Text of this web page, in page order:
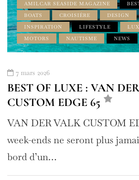
AMILCAR SEASIDE MAGAZINE
BOATS
CROISIÈRE DESIGN
INSPIRATION
LIFESTYLE
MOTORS
NAUTISME NEWS
7 mars 2026
BEST OF LUXE : VAN
CUSTOM EDGE 65
VAN DER VALK CUSTOM
week-ends ne seront plus
bord d’un…